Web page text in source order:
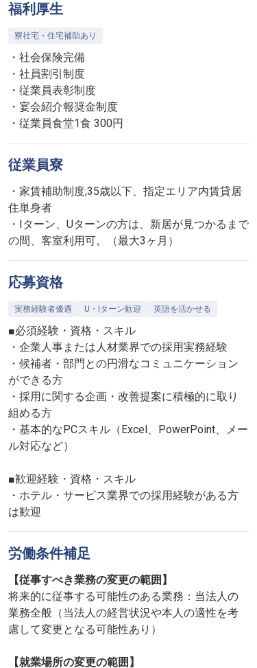
福利厚生
寮社宅・住宅補助あり
・社会保険完備
・社員割引制度
・従業員表彰制度
・宴会紹介報奨金制度
・従業員食堂1食 300円
従業員寮
・家賃補助制度;35歳以下、指定エリア内賃貸居
住単身者
・Iターン、Uターンの方は、新居が見つかるまで
の間、客室利用可。（最大3ヶ月）
応募資格
実務経験者優遇 U・Iターン歓迎 英語を活かせる
■必須経験・資格・スキル
・企業人事または人材業界での採用実務経験
・候補者・部門との円滑なコミュニケーション
ができる方
・採用に関する企画・改善提案に積極的に取り
組める方
・基本的なPCスキル（Excel、PowerPoint、メー
ル対応など）
■歓迎経験・資格・スキル
・ホテル・サービス業界での採用経験がある方
は歓迎
労働条件補足
【従事すべき業務の変更の範囲】
将来的に従事する可能性のある業務：当法人の
業務全般（当法人の経営状況や本人の適性を考
慮して変更となる可能性あり）
【就業場所の変更の範囲】